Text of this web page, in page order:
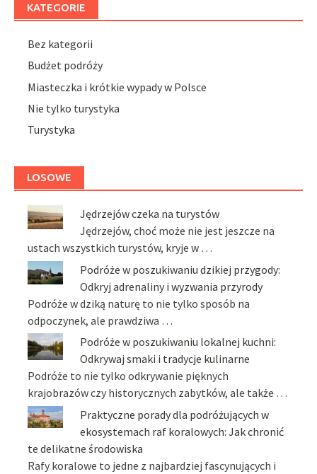
KATEGORIE
Bez kategorii
Budżet podróży
Miasteczka i krótkie wypady w Polsce
Nie tylko turystyka
Turystyka
LOSOWE
Jędrzejów czeka na turystów
Jędrzejów, choć może nie jest jeszcze na
ustach wszystkich turystów, kryje w …
Podróże w poszukiwaniu dzikiej przygody:
Odkryj adrenaliny i wyzwania przyrody
Podróże w dziką naturę to nie tylko sposób na
odpoczynek, ale prawdziwa …
Podróże w poszukiwaniu lokalnej kuchni:
Odkrywaj smaki i tradycje kulinarne
Podróże to nie tylko odkrywanie pięknych
krajobrazów czy historycznych zabytków, ale także …
Praktyczne porady dla podróżujących w
ekosystemach raf koralowych: Jak chronić
te delikatne środowiska
Rafy koralowe to jedne z najbardziej fascynujących i